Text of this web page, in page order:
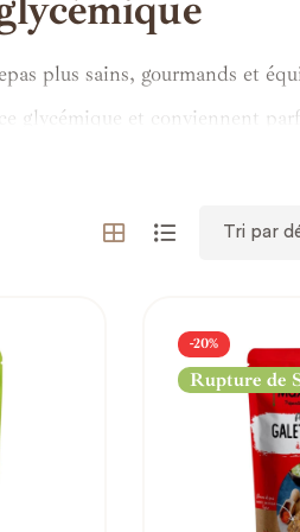
plus sains, gourmands et
glycémique et conviennent
une alimentation IG bas tout
-20%
Rupture de